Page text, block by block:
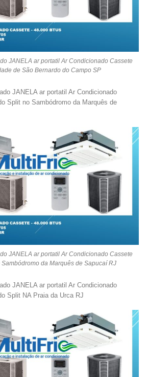
JANELA ar portatil Ar Condicionado Cassete
de São Bernardo do Campo SP
JANELA ar portatil Ar Condicionado
Split no Sambódromo da Marquês de
JANELA ar portatil Ar Condicionado Cassete
da Marquês de Sapucaí RJ
JANELA ar portatil Ar Condicionado
Split NA Praia da Urca RJ